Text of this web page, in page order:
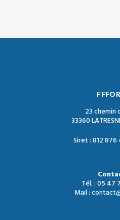
23 chemin
33360
Siret : 812
Tél. : 05 47
Mail :